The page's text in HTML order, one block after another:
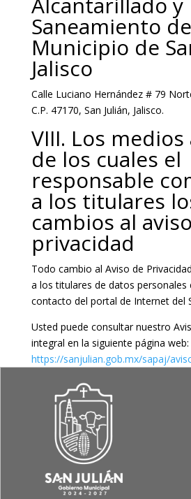
Saneamiento
Municipio de
Jalisco
Calle Luciano Hernández # 79
C.P. 47170, San Julián, Jalisco.
VIII. Los
de los cuales el
responsable
a los titulares
cambios al
privacidad
Todo cambio al Aviso de
a los titulares de datos personales
contacto del portal de Internet del
Usted puede consultar nuestro
integral en la siguiente página web:
https://sanjulian.gob.mx/sapaj/